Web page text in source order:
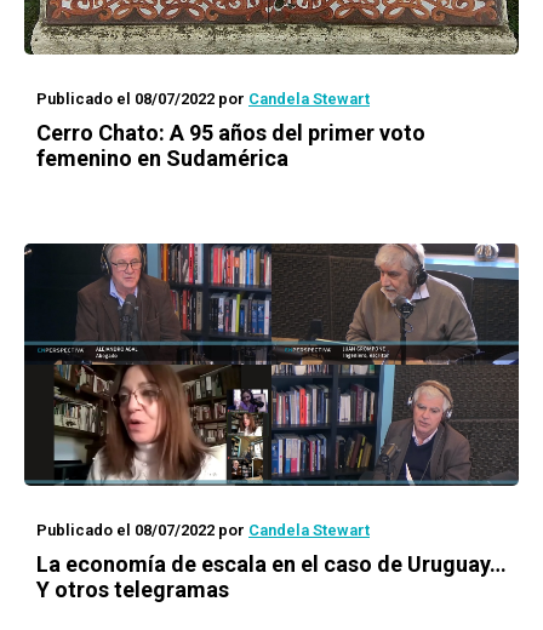
Publicado el 08/07/2022 por Candela Stewart
Cerro Chato: A 95 años del primer voto
femenino en Sudamérica
Publicado el 08/07/2022 por Candela Stewart
La economía de escala en el caso de Uruguay…
Y otros telegramas